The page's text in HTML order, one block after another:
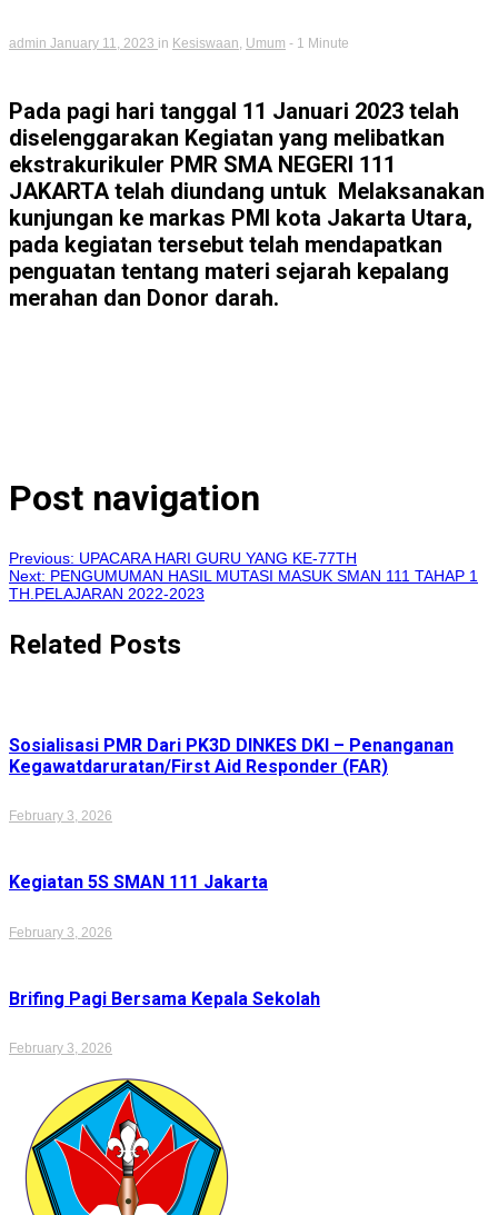
admin January 11, 2023 in Kesiswaan Umum - 1 Minute
Pada pagi hari tanggal 11 Januari 2023 telah
diselenggarakan Kegiatan yang melibatkan
ekstrakurikuler PMR SMA NEGERI 111
JAKARTA telah diundang untuk Melaksanakan
kunjungan ke markas PMI kota Jakarta Utara,
pada kegiatan tersebut telah mendapatkan
penguatan tentang materi sejarah kepalang
merahan dan Donor darah.
Post navigation
Previous: UPACARA HARI GURU YANG KE-77TH
Next: PENGUMUMAN HASIL MUTASI MASUK SMAN 111 TAHAP 1
TH.PELAJARAN 2022-2023
Related Posts
Sosialisasi PMR Dari PK3D DINKES DKI – Penanganan
Kegawatdaruratan/First Aid Responder (FAR)
February 3, 2026
Kegiatan 5S SMAN 111 Jakarta
February 3, 2026
Brifing Pagi Bersama Kepala Sekolah
February 3, 2026